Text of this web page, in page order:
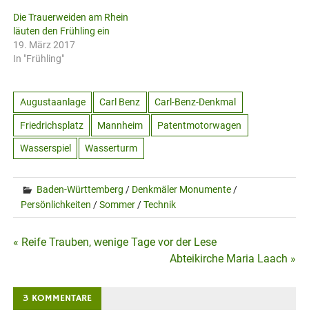
Die Trauerweiden am Rhein
läuten den Frühling ein
19. März 2017
In "Frühling"
Augustaanlage Carl Benz Carl-Benz-Denkmal
Friedrichsplatz Mannheim Patentmotorwagen
Wasserspiel Wasserturm
Baden-Württemberg / Denkmäler Monumente /
Persönlichkeiten /Sommer /Technik
Beitragsnavigation
« Reife Trauben, wenige Tage vor der Lese
Abteikirche Maria Laach »
3 KOMMENTARE